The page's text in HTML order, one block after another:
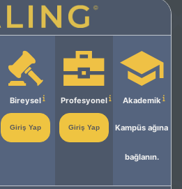
Bireysel
Giriş Yap
Profesyonel
Giriş Yap
Akademik
Kampüs ağına
bağlanın.